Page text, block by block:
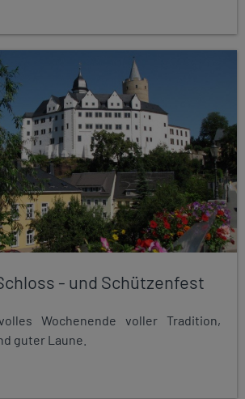
- und Schützenfest
Wochenende voller Tradition,
guter Laune.